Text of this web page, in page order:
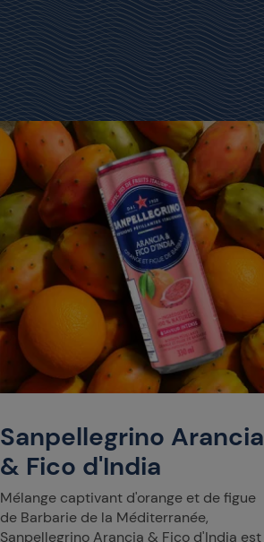
Sanpellegrino Arancia
& Fico d'India
Mélange captivant d'orange et de figue
de Barbarie de la Méditerranée,
Sanpellegrino Arancia & Fico d'India est